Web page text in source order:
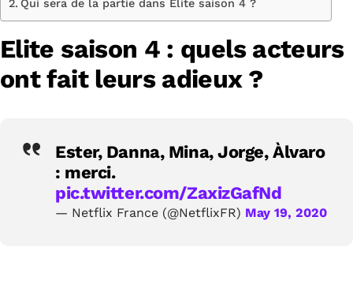
Qui sera de la partie dans Elite saison 4 ?
Elite saison 4 : quels acteurs
ont fait leurs adieux ?
Ester, Danna, Mina, Jorge, Àlvaro
: merci.
pic.twitter.com/ZaxizGafNd
— Netflix France (@NetflixFR) May 19, 2020